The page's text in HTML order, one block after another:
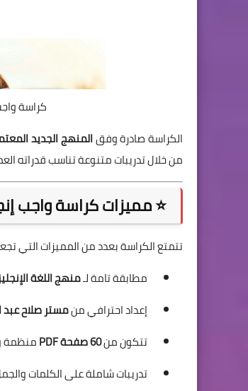
كراسة واجب
الكراسة صادرة وفقالمنهج الجديد
من خلال تدريبات متنوعة تناسب قدراته
⭐ مميزات كراسة واجب
تتمتع الكراسة بعدد من المميزات التي
مطابقة تامة لـمنهج اللغة
إعداد احترافي منمستر صلاح عبد
تتكون من60 صفحة PDF
منظمة
تدريبات شاملة على الكلمات